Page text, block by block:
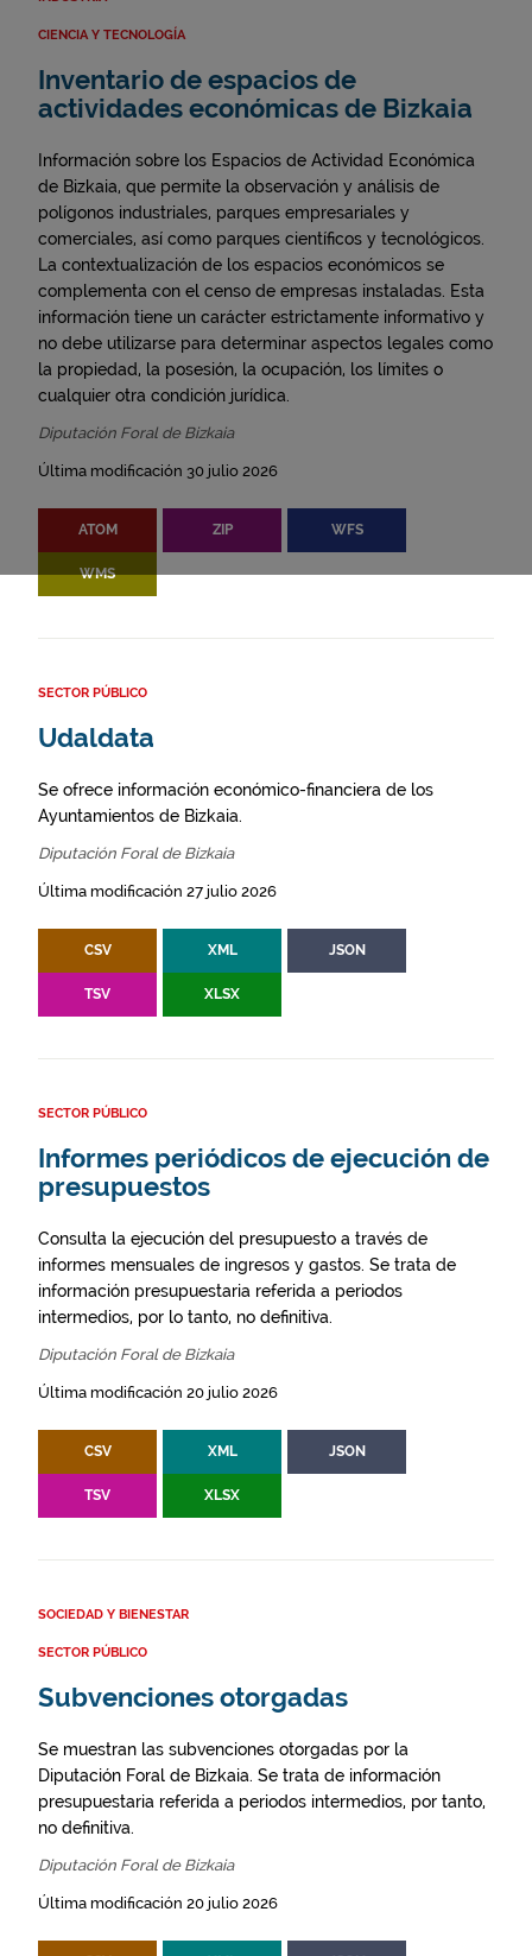
CIENCIA Y TECNOLOGÍA
Inventario de espacios de
actividades económicas de Bizkaia
Información sobre los Espacios de Actividad Económica
de Bizkaia, que permite la observación y análisis de
polígonos industriales, parques empresariales y
comerciales, así como parques científicos y tecnológicos.
La contextualización de los espacios económicos se
complementa con el censo de empresas instaladas. Esta
información tiene un carácter estrictamente informativo y
no debe utilizarse para determinar aspectos legales como
la propiedad, la posesión, la ocupación, los límites o
cualquier otra condición jurídica.
Diputación Foral de Bizkaia
Última modificación 30 julio 2026
ATOM ZIP WFS
WMS
SECTOR PÚBLICO
Udaldata
Se ofrece información económico-financiera de los
Ayuntamientos de Bizkaia.
Diputación Foral de Bizkaia
Última modificación 27 julio 2026
CSV XML JSON
TSV XLSX
SECTOR PÚBLICO
Informes periódicos de ejecución de
presupuestos
Consulta la ejecución del presupuesto a través de
informes mensuales de ingresos y gastos. Se trata de
información presupuestaria referida a periodos
intermedios, por lo tanto, no definitiva.
Diputación Foral de Bizkaia
Última modificación 20 julio 2026
CSV XML JSON
TSV XLSX
SOCIEDAD Y BIENESTAR
SECTOR PÚBLICO
Subvenciones otorgadas
Se muestran las subvenciones otorgadas por la
Diputación Foral de Bizkaia. Se trata de información
presupuestaria referida a periodos intermedios, por tanto,
no definitiva.
Diputación Foral de Bizkaia
Última modificación 20 julio 2026